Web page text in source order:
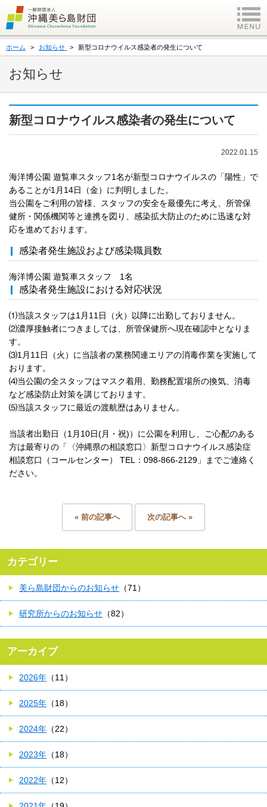
ホーム お知らせ 新型コロナウイルス感染者の発生について
お知らせ
新型コロナウイルス感染者の発生について
2022.01.15
海洋博公園 遊覧車スタッフ1名が新型コロナウイルスの「陽性」で
あることが1月14日（金）に判明しました。
当公園をご利用の皆様、スタッフの安全を最優先に考え、所管保
健所・関係機関等と連携を図り、感染拡大防止のために迅速な対
応を進めております。
感染者発生施設および感染職員数
海洋博公園 遊覧車スタッフ 1名
感染者発生施設における対応状況
⑴当該スタッフは1月11日（火）以降に出勤しておりません。
⑵濃厚接触者につきましては、所管保健所へ現在確認中となりま
す。
⑶1月11日（火）に当該者の業務関連エリアの消毒作業を実施して
おります。
⑷当公園の全スタッフはマスク着用、勤務配置場所の換気、消毒
など感染防止対策を講じております。
⑸当該スタッフに最近の渡航歴はありません。
当該者出勤日（1月10日(月・祝)）に公園を利用し、ご心配のある
方は最寄りの「〈沖縄県の相談窓口〉新型コロナウイルス感染症
相談窓口（コールセンター） TEL：098-866-2129」までご連絡く
ださい。
« 前の記事へ 次の記事へ »
カテゴリー
美ら島財団からのお知らせ （71）
研究所からのお知らせ （82）
アーカイブ
2026年 （11）
2025年 （18）
2024年 （22）
2023年 （18）
2022年 （12）